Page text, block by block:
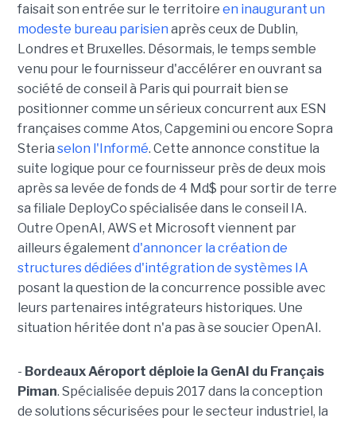
faisait son entrée sur le territoire en inaugurant un
modeste bureau parisien après ceux de Dublin,
Londres et Bruxelles. Désormais, le temps semble
venu pour le fournisseur d'accélérer en ouvrant sa
société de conseil à Paris qui pourrait bien se
positionner comme un sérieux concurrent aux ESN
françaises comme Atos, Capgemini ou encore Sopra
Steria selon l'Informé. Cette annonce constitue la
suite logique pour ce fournisseur près de deux mois
après sa levée de fonds de 4 Md$ pour sortir de terre
sa filiale DeployCo spécialisée dans le conseil IA.
Outre OpenAI, AWS et Microsoft viennent par
ailleurs également d'annoncer la création de
structures dédiées d'intégration de systèmes IA
posant la question de la concurrence possible avec
leurs partenaires intégrateurs historiques. Une
situation héritée dont n'a pas à se soucier OpenAI.
- Bordeaux Aéroport déploie la GenAI du Français
Piman. Spécialisée depuis 2017 dans la conception
de solutions sécurisées pour le secteur industriel, la